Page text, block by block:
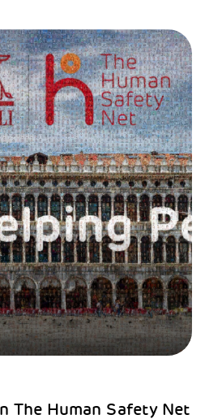
The Human Safety Net